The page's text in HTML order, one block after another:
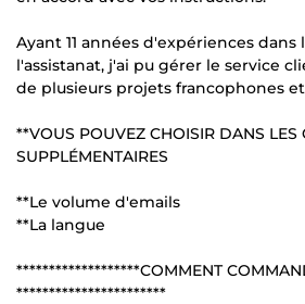
Ayant 11 années d'expériences
l'assistanat, j'ai pu gérer le service
de plusieurs projets francophones
**VOUS POUVEZ CHOISIR DANS LES
SUPPLÉMENTAIRES
**Le volume d'emails
**La langue
*******************COMMENT
***********************